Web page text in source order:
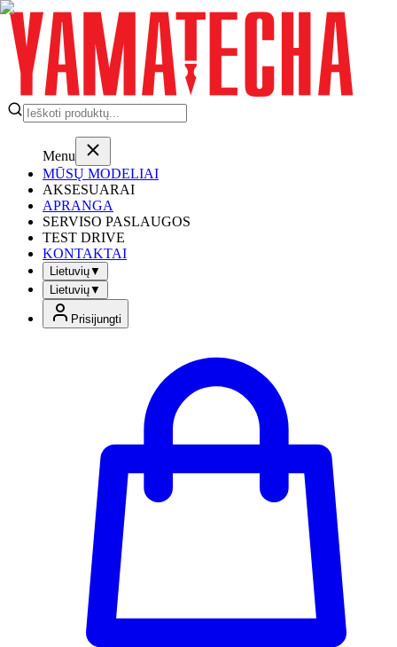
Menu
MŪSŲ MODELIAI
AKSESUARAI
APRANGA
SERVISO PASLAUGOS
TEST DRIVE
KONTAKTAI
Lietuvių▼
Lietuvių▼
Prisijungti